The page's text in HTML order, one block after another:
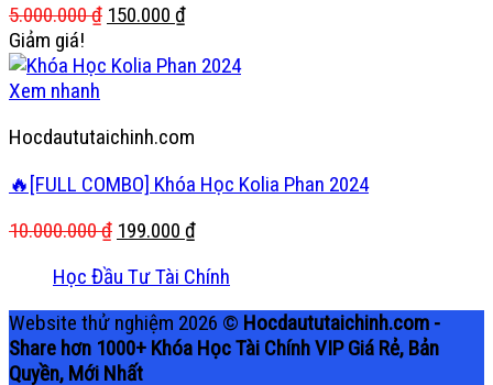
5.000.000₫ Giá
là:
150.000 ₫Giá
tại
Giảm giá!
Xem nhanh
Hocdaututaichinh.com
🔥[FULL COMBO] Khóa Học Kolia Phan 2024
10.000.000₫ Giá
là:
10.000.000 ₫.
199.000 ₫Giá
tại
là:
199.000 ₫.
Học Đầu Tư Tài Chính
Website thử nghiệm 2026 © Hocdaututaichinh.com -
Share hơn 1000+ Khóa Học Tài Chính VIP Giá Rẻ, Bản
Quyền, Mới Nhất